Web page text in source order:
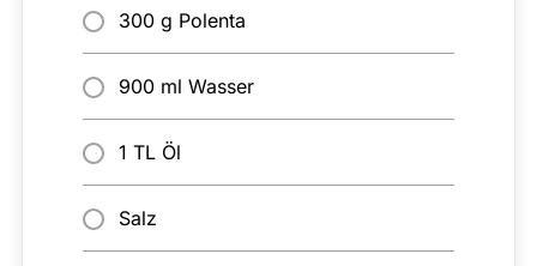
300 g Polenta
900 ml Wasser
1 TL Öl
Salz